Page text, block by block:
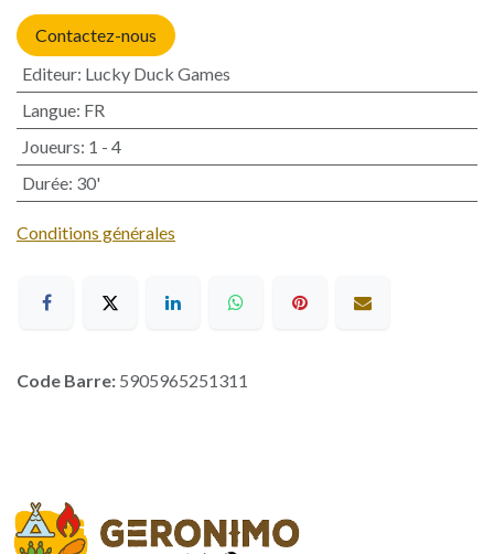
Contactez-nous
Editeur: Lucky Duck Games
Langue: FR
Joueurs: 1 - 4
Durée: 30'
Conditions générales
Code Barre: 5905965251311